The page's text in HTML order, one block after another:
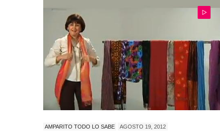
AMPARITO TODO LO SABE AGOSTO 19, 2012